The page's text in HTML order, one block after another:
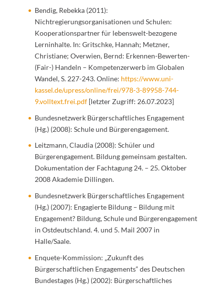
Bendig, Rebekka (2011):
Nichtregierungsorganisationen und Schulen:
Kooperationspartner für lebenswelt-bezogene
Lerninhalte. In: Gritschke, Hannah; Metzner,
Christiane; Overwien, Bernd: Erkennen-Bewerten-
(Fair-) Handeln – Kompetenzerwerb im Globalen
Wandel, S. 227-243. Online: https://www.uni-
kassel.de/upress/online/frei/978-3-89958-744-
9.volltext.frei.pdf [letzter Zugriff: 26.07.2023]
Bundesnetzwerk Bürgerschaftliches Engagement
(Hg.) (2008): Schule und Bürgerengagement.
Leitzmann, Claudia (2008): Schüler und
Bürgerengagement. Bildung gemeinsam gestalten.
Dokumentation der Fachtagung 24. – 25. Oktober
2008 Akademie Dillingen.
Bundesnetzwerk Bürgerschaftliches Engagement
(Hg.) (2007): Engagierte Bildung – Bildung mit
Engagement? Bildung, Schule und Bürgerengagement
in Ostdeutschland. 4. und 5. Mail 2007 in
Halle/Saale.
Enquete-Kommission: „Zukunft des
Bürgerschaftlichen Engagements“ des Deutschen
Bundestages (Hg.) (2002): Bürgerschaftliches